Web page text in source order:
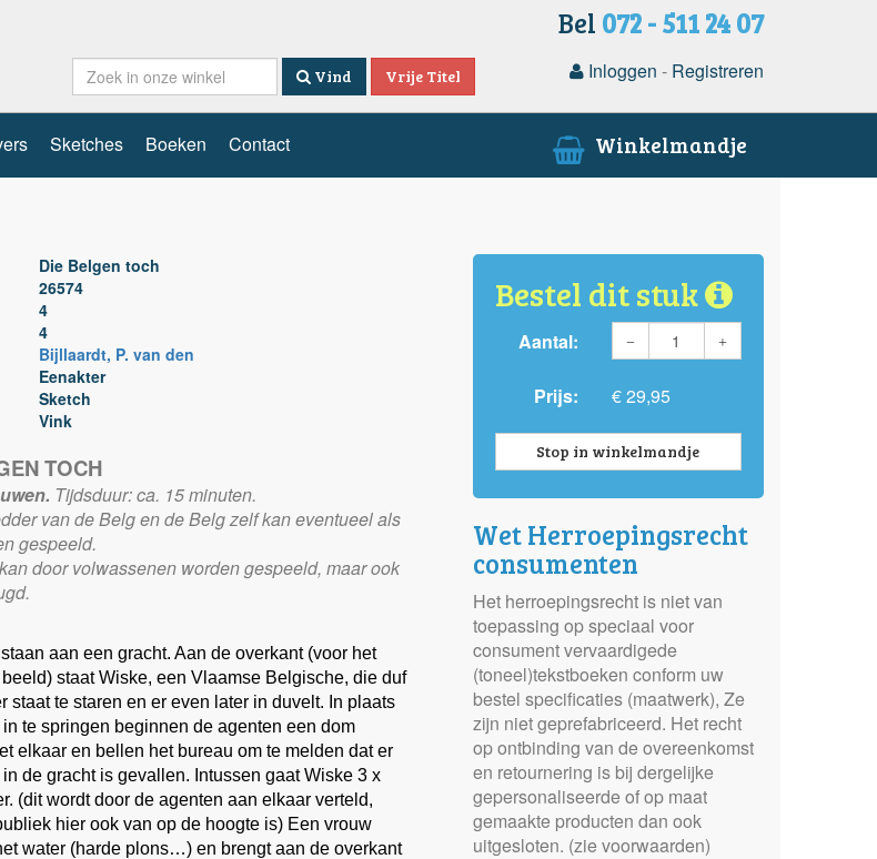
Bel 072 - 511 24 07
Vind Vrije Titel Inloggen - Registreren
Sketches Boeken Contact Winkelmandje
Die Belgen toch
26574
4
4
Bijllaardt, P. van den
Eenakter
Sketch
Vink
TOCH
Tijdsduur: ca. 15 minuten.
van de Belg en de Belg zelf kan eventueel als
gespeeld.
door volwassenen worden gespeeld, maar ook
aan een gracht. Aan de overkant (voor het
staat Wiske, een Vlaamse Belgische, die duf
staat te staren en er even later in duvelt. In plaats
te springen beginnen de agenten een dom
elkaar en bellen het bureau om te melden dat er
de gracht is gevallen. Intussen gaat Wiske 3 x
(dit wordt door de agenten aan elkaar verteld,
hier ook van op de hoogte is) Een vrouw
water (harde plons…) en brengt aan de overkant
Bestel dit stuk
Aantal:
Prijs: € 29,95
Stop in winkelmandje
Wet Herroepingsrecht
consumenten
Het herroepingsrecht is niet van
toepassing op speciaal voor
consument vervaardigede
(toneel)tekstboeken conform uw
bestel specificaties (maatwerk), Ze
zijn niet geprefabriceerd. Het recht
op ontbinding van de overeenkomst
en retournering is bij dergelijke
gepersonaliseerde of op maat
gemaakte producten dan ook
uitgesloten. (zie voorwaarden)